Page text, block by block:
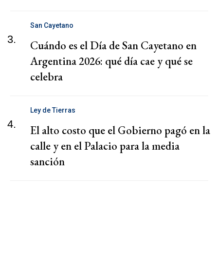
3.
San Cayetano
Cuándo es el Día de San Cayetano en
Argentina 2026: qué día cae y qué se
celebra
4.
Ley de Tierras
El alto costo que el Gobierno pagó en la
calle y en el Palacio para la media
sanción